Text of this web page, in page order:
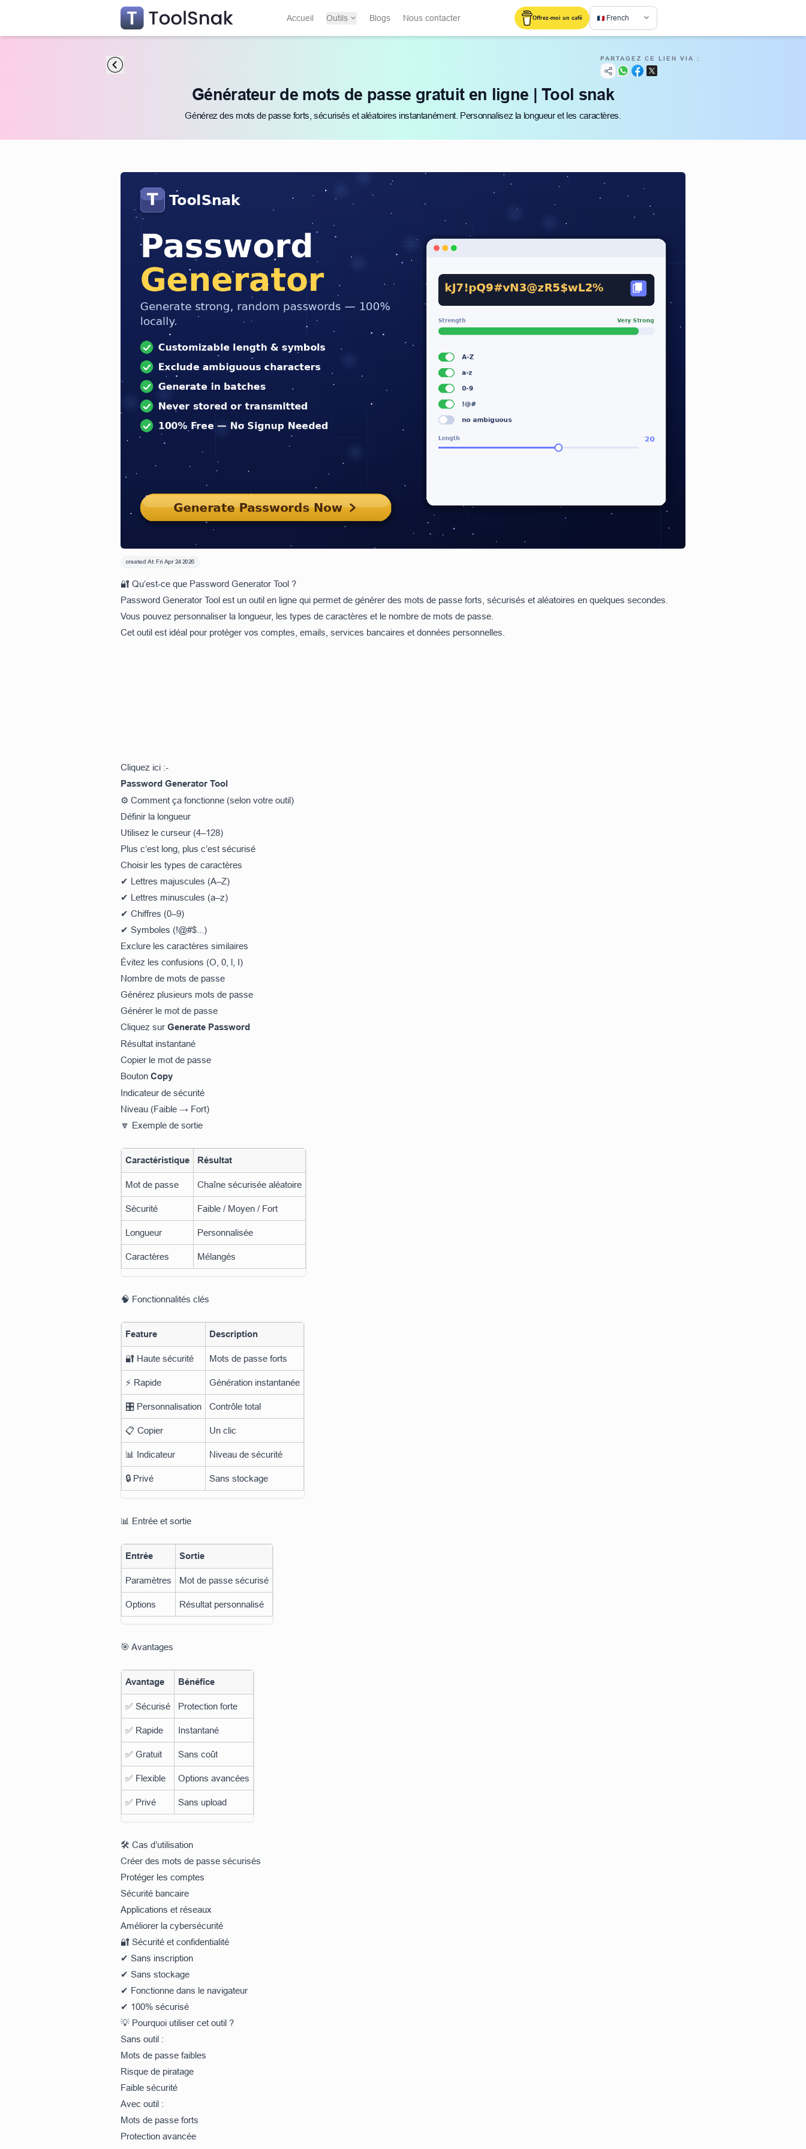
Accueil Outils Blogs Nous contacter Offrez-moi un café French
PARTAGEZ CE LIEN VIA :
Générateur de mots de passe gratuit en ligne | Tool snak
Générez des mots de passe forts, sécurisés et aléatoires instantanément. Personnalisez la longueur et les caractères.
created At:Fri Apr 24 2026
🔐 Qu’est-ce que Password Generator Tool ?
Password Generator Tool est un outil en ligne qui permet de générer des mots de passe forts, sécurisés et aléatoires en quelques secondes.
Vous pouvez personnaliser la longueur, les types de caractères et le nombre de mots de passe.
Cet outil est idéal pour protéger vos comptes, emails, services bancaires et données personnelles.
Cliquez ici :-
Password Generator Tool
⚙️ Comment ça fonctionne (selon votre outil)
Définir la longueur
Utilisez le curseur (4–128)
Plus c’est long, plus c’est sécurisé
Choisir les types de caractères
✔ Lettres majuscules (A–Z)
✔ Lettres minuscules (a–z)
✔ Chiffres (0–9)
✔ Symboles (!@#$...)
Exclure les caractères similaires
Évitez les confusions (O, 0, l, I)
Nombre de mots de passe
Générez plusieurs mots de passe
Générer le mot de passe
Cliquez sur Generate Password
Résultat instantané
Copier le mot de passe
Bouton Copy
Indicateur de sécurité
Niveau (Faible → Fort)
🔽 Exemple de sortie
Caractéristique Résultat
Mot de passe Chaîne sécurisée aléatoire
Sécurité Faible / Moyen / Fort
Longueur Personnalisée
Caractères Mélangés
🧠 Fonctionnalités clés
Feature Description
🔐 Haute sécurité Mots de passe forts
⚡ Rapide Génération instantanée
🎛️ Personnalisation Contrôle total
📋 Copier Un clic
📊 Indicateur Niveau de sécurité
🔒 Privé Sans stockage
📊 Entrée et sortie
Entrée Sortie
Paramètres Mot de passe sécurisé
Options Résultat personnalisé
🎯 Avantages
Avantage Bénéfice
✅ Sécurisé Protection forte
✅ Rapide Instantané
✅ Gratuit Sans coût
✅ Flexible Options avancées
✅ Privé Sans upload
🛠️ Cas d’utilisation
Créer des mots de passe sécurisés
Protéger les comptes
Sécurité bancaire
Applications et réseaux
Améliorer la cybersécurité
🔐 Sécurité et confidentialité
✔ Sans inscription
✔ Sans stockage
✔ Fonctionne dans le navigateur
✔ 100% sécurisé
💡 Pourquoi utiliser cet outil ?
Sans outil :
Mots de passe faibles
Risque de piratage
Faible sécurité
Avec outil :
Mots de passe forts
Protection avancée